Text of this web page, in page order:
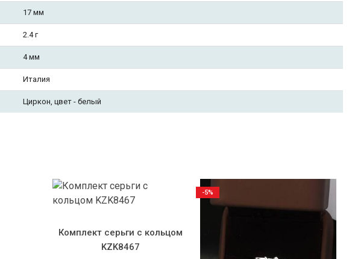
17 мм
2.4 г
4 мм
Италия
Циркон, цвет - белый
Комплект серьги с кольцом
KZK8467
-5%